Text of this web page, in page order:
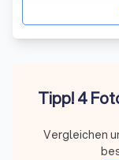
Tipp! 4
Vergleichen